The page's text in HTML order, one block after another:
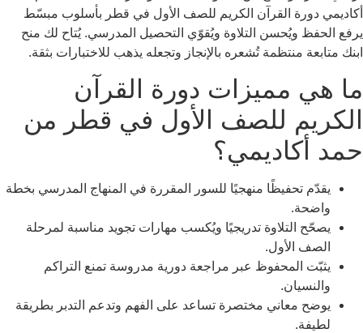
أكاديمي دورة القرآن الكريم للصف الأول في قطر بأسلوب مبسّط
يرفع الحفظ ويُحسن التلاوة ويُقوّي التحصيل المدرسي. يُتاح لك منح
ابنك متابعة منتظمة تُشعره بالإنجاز وتجعله يذهب للاختبارات بثقة.
ما هي مميزات دورة القرآن
الكريم للصف الأول في قطر من
حمد أكاديمي؟
يقدّم تحفيظًا منهجيًا للسور المقررة في المنهاج المدرسي بخطة
واضحة.
يصحّح التلاوة تدريجيًا ويُكسب مهارات تجويد مناسبة لمرحلة
الصف الأول.
يثبّت المحفوظ عبر مراجعة دورية مدروسة تمنع التراكم
والنسيان.
يوضح معاني مختصرة تساعد على الفهم وتدعم التدبر بطريقة
لطيفة.